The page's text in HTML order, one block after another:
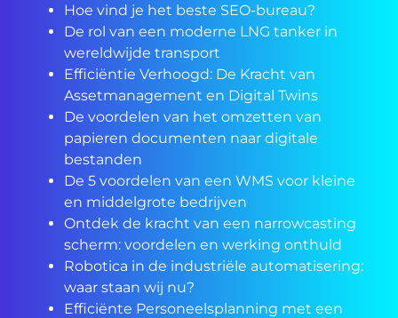
Hoe vind je het beste SEO-bureau?
De rol van een moderne LNG tanker in
wereldwijde transport
Efficiëntie Verhoogd: De Kracht van
Assetmanagement en Digital Twins
De voordelen van het omzetten van
papieren documenten naar digitale
bestanden
De 5 voordelen van een WMS voor kleine
en middelgrote bedrijven
Ontdek de kracht van een narrowcasting
scherm: voordelen en werking onthuld
Robotica in de industriële automatisering:
waar staan wij nu?
Efficiënte Personeelsplanning met een